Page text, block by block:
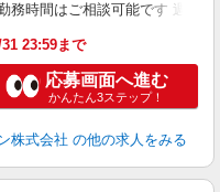
時間はご相談可能です 週4〜
23:59まで
応募画面へ進む
かんたん3ステップ！
株式会社 の他の求人をみる